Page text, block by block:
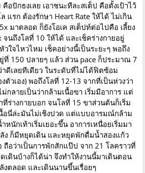
อปักธงเลย เอาชนะทีละสเต็ป คือตั้งเป้าไว้
แรก ต้องรักษา Heart Rate ให้ได้ ไม่เกิน
มาตลอด ก็ยังโอเค สเต็ปท์ต่อไปคือ เลี้ยง
จนถึงโลที่ 10 ให้ได้ และเช็คร่างกายอยู่
ใจไหวไหม เช็คอย่างนี้เป็นระยะๆ พอถึง
ที่ 150 ปลายๆ แล้ว ส่วน pace ก็ประมาณ 7
ดีเลยทีเดียว ในระดับที่ไม่ได้ฟิตซ้อม
วเอง) พอถึงโลที่ 12-13 จากที่เป็นห่วงว่า
กลายเป็นว่ากล้ามเนื้อขา เริ่มมีอาการ แต่
ร่างกายบอก จนโลที่ 15 ขาส่วนต้นก็เริ่ม
อนี่ล่ะมันไม่เชิงปวด แต่แบบอารมณ์กล้าม
ำหนักเท้าเริ่มเยอะขึ้น อาการเหนื่อยเริ่มมา
ง ก็มีหยุดเดิน และหยุดพักดื่มน้ำสองแก้ว
อว่าเป็นการพักสักแป๊ป จาก 21 โลคราวที่
เดินบ้างก็ได้น่า จึงทำให้งานนี้มาเดินตอน
งตลอด และเดินนานขึ้นเรื่อยๆ